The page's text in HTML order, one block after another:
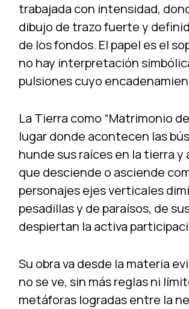
trabajada con intensidad,
dibujo de trazo fuerte y
de los fondos. El papel es el
no hay interpretación
pulsiones cuyo
La Tierra como “Matrimonio
lugar donde acontecen las
hunde sus raíces en la tierra
que desciende o asciende
personajes ejes verticales
pesadillas y de paraísos, de
despiertan la activa
Su obra va desde la materia
no se ve, sin más reglas ni
metáforas logradas entre la